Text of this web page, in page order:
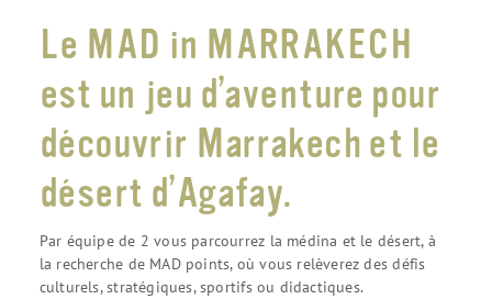
Le MAD in MARRAKECH
est un jeu d’aventure pour
découvrir Marrakech et le
désert d’Agafay.
Par équipe de 2 vous parcourrez la médina et le désert, à
la recherche de MAD points, où vous relèverez des défis
culturels, stratégiques, sportifs ou didactiques.